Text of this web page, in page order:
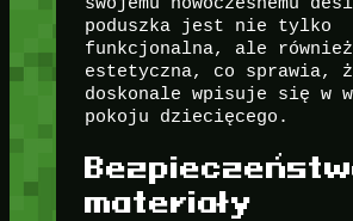
poduszka jest nie tylko
funkcjonalna, ale również
estetyczna, co sprawia,
doskonale wpisuje się w
pokoju dziecięcego.
materiały